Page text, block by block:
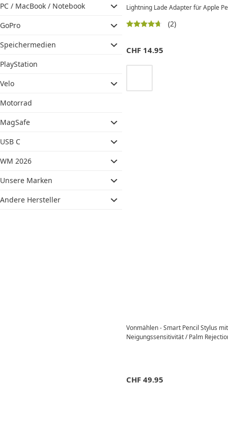
PC / MacBook / Notebook
GoPro
Speichermedien
PlayStation
Velo
Motorrad
MagSafe
USB C
WM 2026
Unsere Marken
Andere Hersteller
Lightning Lade Adapter für Apple
(2)
CHF 14.95
Vonmählen - Smart Pencil Stylus
Neigungssensitivität / Palm
CHF 49.95